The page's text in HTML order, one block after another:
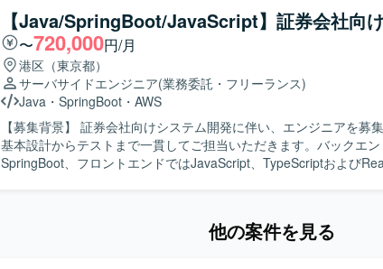
自ら主体的に仕様を整理し開発を進めていただける方を求めてお
ュニケーションを取りながら、品質と生産性の両立を意識して取
【ポジションの魅力】 オンプレミスからクラウドへの再構築プロ
AWSを前提としたシステムアーキテクチャやモダンなJava開発の
製造業向け生産管理システムに携わることで、業務知識と技術スキ
ます。 【開発環境】 Java（Spring Boot）を中心としたアプリケーション開発環境にて、生産
システムの再構築を行います。
【Java/SpringBoot/JavaScript】証券会社向
〜720,000円/月
港区（東京都）
サーバサイドエンジニア(業務委託・フリーランス)
Java ・ SpringBoot ・ AWS
【募集背景】 証券会社向けシステム開発に伴い、エンジニアを募集しています
基本設計からテストまで一貫してご担当いただきます。バックエ
SpringBoot、フロントエンドではJavaScript、TypeScriptおよび
ソースコード管理にはGitLab、コミュニケーションにはTeamsを使
他の案件を見る